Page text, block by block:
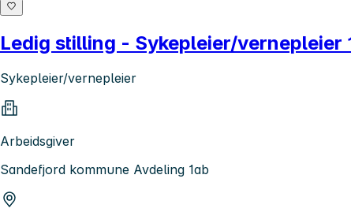
Ledig stilling - Sykepleier/
Sykepleier/vernepleier
Arbeidsgiver
Sandefjord kommune Avdeling 1ab